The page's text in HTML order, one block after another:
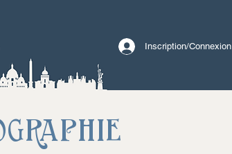
Inscription/Connexion